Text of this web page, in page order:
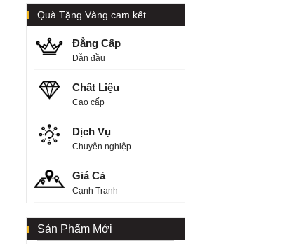
Quà Tặng Vàng cam kết
Đẳng Cấp
Dẫn đầu
Chất Liệu
Cao cấp
Dịch Vụ
Chuyên nghiệp
Giá Cả
Cạnh Tranh
Sản Phẩm Mới